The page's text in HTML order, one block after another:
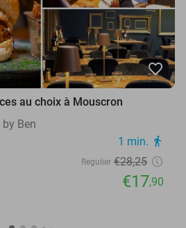
favorite_border
au choix à Mouscron
by Ben
1 min. directions_walk
Regulier €28,25
€17,90